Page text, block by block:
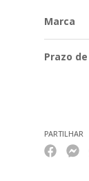
Marca
Prazo
PARTILHAR